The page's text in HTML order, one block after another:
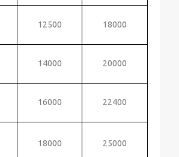
12500 18000
14000 20000
16000 22400
18000 25000